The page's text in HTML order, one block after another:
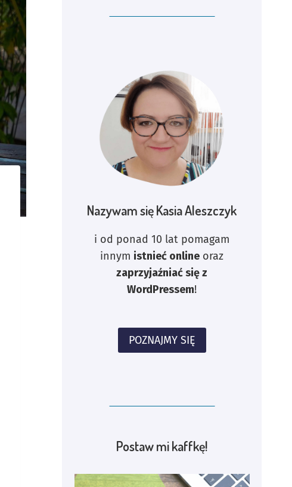
Nazywam się Kasia Aleszczyk
i od ponad 10 lat pomagam
innym istnieć online oraz
zaprzyjaźniać się z
WordPressem!
POZNAJMY SIĘ
Postaw mi kaffkę!